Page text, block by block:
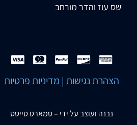
שס עוז והדר מורחב
הצהרת נגישות | מדיניות פרטיות
נבנה ועוצב על ידי –סמארט סייטס